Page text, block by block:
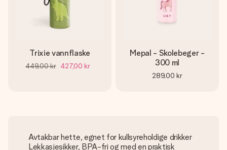
Trixie vannflaske
449,00 kr 427,00 kr
Mepal - Skolebeger -
300 ml
289,00 kr
Avtakbar hette, egnet for kullsyreholdige drikker
Lekkasjesikker, BPA-fri og med en praktisk